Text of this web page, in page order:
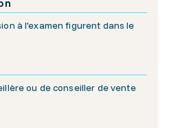
à l'examen figurent dans le
ou de conseiller de vente